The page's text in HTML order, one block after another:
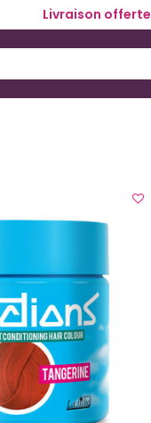
Livraison offerte